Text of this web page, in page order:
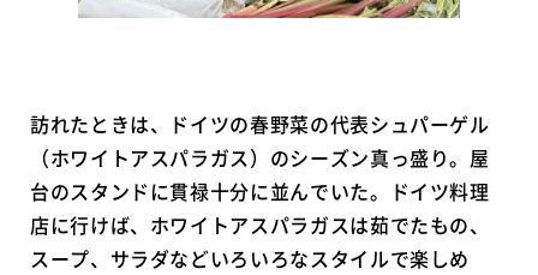
訪れたときは、ドイツの春野菜の代表シュパーゲル
（ホワイトアスパラガス）のシーズン真っ盛り。屋
台のスタンドに貫禄十分に並んでいた。ドイツ料理
店に行けば、ホワイトアスパラガスは茹でたもの、
スープ、サラダなどいろいろなスタイルで楽しめ